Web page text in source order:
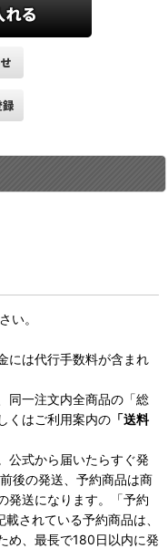
い。
には代行手数料が含まれ
同一注文内全商品の「総
くはご利用案内の 「送料
公式から届いたらすぐ発
後の発送、予約商品は商
発送になります。「予約
されている予約商品は、
め、最長で180日以内に発